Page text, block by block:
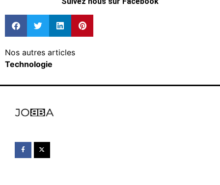
Nos autres articles
Technologie